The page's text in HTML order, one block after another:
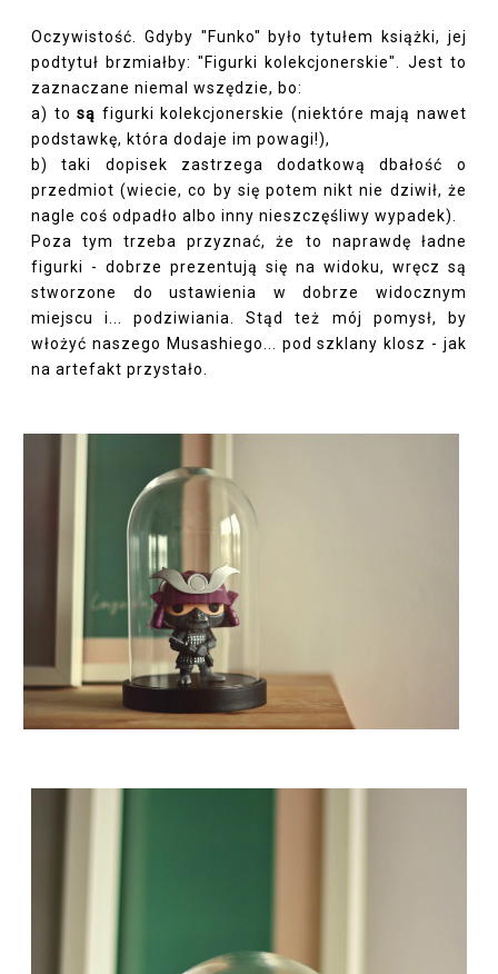
Oczywistość. Gdyby "Funko" było tytułem książki, jej
podtytuł brzmiałby: "Figurki kolekcjonerskie". Jest to
zaznaczane niemal wszędzie, bo:
a) tosą figurki kolekcjonerskie (niektóre mają nawet
podstawkę, która dodaje im powagi!),
b) taki dopisek zastrzega dodatkową dbałość o
przedmiot (wiecie, co by się potem nikt nie dziwił, że
nagle coś odpadło albo inny nieszczęśliwy wypadek).
Poza tym trzeba przyznać, że to naprawdę ładne
figurki - dobrze prezentują się na widoku, wręcz są
stworzone do ustawienia w dobrze widocznym
miejscu i... podziwiania. Stąd też mój pomysł, by
włożyć naszego Musashiego... pod szklany klosz - jak
na artefakt przystało.